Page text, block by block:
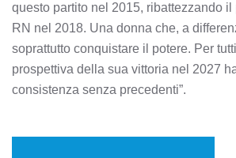
questo partito nel 2015, ribattezzando il
RN nel 2018. Una donna che, a
soprattutto conquistare il potere. Per
prospettiva della sua vittoria nel 2027
consistenza senza precedenti”.